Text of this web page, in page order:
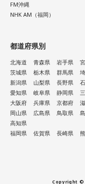
FM沖縄
NHK AM（福岡）
都道府県別
北海道 青森県 岩手県
茨城県
栃木県 群馬県
新潟県
山梨県 長野県
愛知県
岐阜県 静岡県
大阪府
兵庫県 京都府
岡山県
広島県 鳥取県
高知県
福岡県
佐賀県 長崎県
Copyright ©